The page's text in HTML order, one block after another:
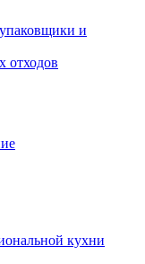
и
отходов
кухни